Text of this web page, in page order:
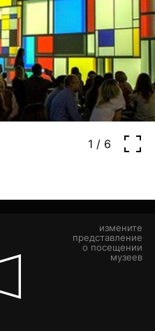
1 / 6
измените
представление
о посещении
музеев